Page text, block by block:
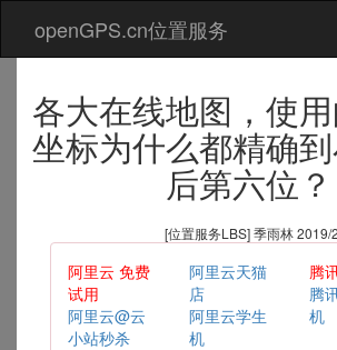
openGPS.cn位置服务
各大在线地图，使
坐标为什么都精确
后第六位？
[位置服务LBS] 季雨林
阿里云 免费
试用
阿里云@云
小站秒杀
阿里云天猫
店
阿里云学生
机
腾
腾
机